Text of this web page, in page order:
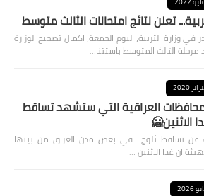
تعلن نتائج امتحانات الثالث متوسط
وزارة التربية، اليوم الجمعة، اكمال تصحيح الوزارة
مرحلة الثالث المتوسط باستثنا…
العراقية التي ستشهد تساقط
الاثنين🥶
عن تساقط ثلوج في بعض مدن العراق من بينها